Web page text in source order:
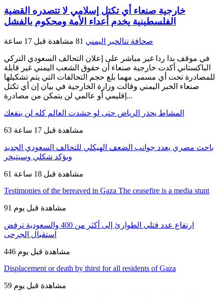
خارجية صنعاء أي تكتل إسلامي لا تتصدره القضية
الفلسطينية يخدم أعداء الأمة ومحكوم بالفشل
صحافة نتالخبر اليمني قبل 17 ساعة
في موقف بدا ردا غير مباشر على إعلان التحالف السعودي التركي
الباكستاني أكدت خارجية صنعاء أن حقوق الشعب اليمني غير قابلة
للمصادرة تحت أي مسمى مهما بلغ حجم التحالفات التي يتم تشكيلها
صنعاء الخبر اليمني وقالت وزارة الخارجية في بيان إن أي تكتل
إقليمي أو عالمي لن يتمكن من مصادرة...
المشاط يحذر الرياض حتى لو حشدت العالم كله لن ينفعك
63 مشاهدة قبل 17 ساعة
باحث مصري يعدد جوانب الضعف الهيكلي للتحالف السعودي الجديد
ويؤكد شكلي وسيتبخر
61 مشاهدة قبل 18 ساعة
Testimonies of the bereaved in Gaza The ceasefire is a media stunt
91 مشاهدة قبل يوم
ارتفاع عدد قتلى الطوارئ إلى أكثر من 400 والسعودية ترفض
استقبال الجرحى
446 مشاهدة قبل يوم
Displacement or death by thirst for all residents of Gaza
59 مشاهدة قبل يوم